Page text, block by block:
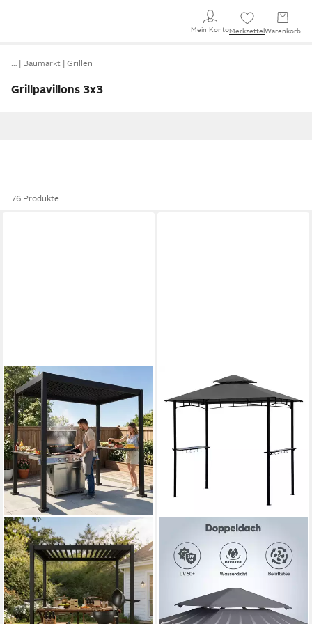
Mein KontoMerkzettel Warenkorb
… Baumarkt Grillen
Grillpavillons 3x3
76 Produkte